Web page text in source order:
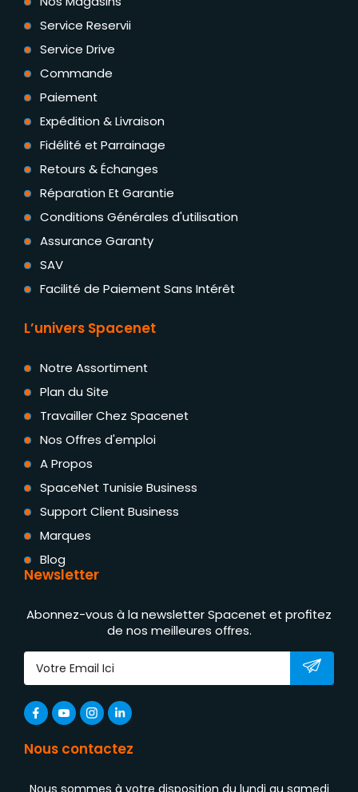
Service Reservii
Service Drive
Commande
Paiement
Expédition & Livraison
Fidélité et Parrainage
Retours & Échanges
Réparation Et Garantie
Conditions Générales d'utilisation
Assurance Garanty
SAV
Facilité de Paiement Sans Intérêt
L’univers Spacenet
Notre Assortiment
Plan du Site
Travailler Chez Spacenet
Nos Offres d'emploi
A Propos
SpaceNet Tunisie Business
Support Client Business
Marques
Blog
Newsletter
Abonnez-vous à la newsletter Spacenet et profitez
de nos meilleures offres.
Nous contactez